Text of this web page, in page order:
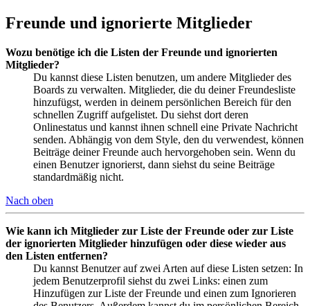
Freunde und ignorierte Mitglieder
Wozu benötige ich die Listen der Freunde und ignorierten
Mitglieder?
Du kannst diese Listen benutzen, um andere Mitglieder des
Boards zu verwalten. Mitglieder, die du deiner Freundesliste
hinzufügst, werden in deinem persönlichen Bereich für den
schnellen Zugriff aufgelistet. Du siehst dort deren
Onlinestatus und kannst ihnen schnell eine Private Nachricht
senden. Abhängig von dem Style, den du verwendest, können
Beiträge deiner Freunde auch hervorgehoben sein. Wenn du
einen Benutzer ignorierst, dann siehst du seine Beiträge
standardmäßig nicht.
Nach oben
Wie kann ich Mitglieder zur Liste der Freunde oder zur Liste
der ignorierten Mitglieder hinzufügen oder diese wieder aus
den Listen entfernen?
Du kannst Benutzer auf zwei Arten auf diese Listen setzen: In
jedem Benutzerprofil siehst du zwei Links: einen zum
Hinzufügen zur Liste der Freunde und einen zum Ignorieren